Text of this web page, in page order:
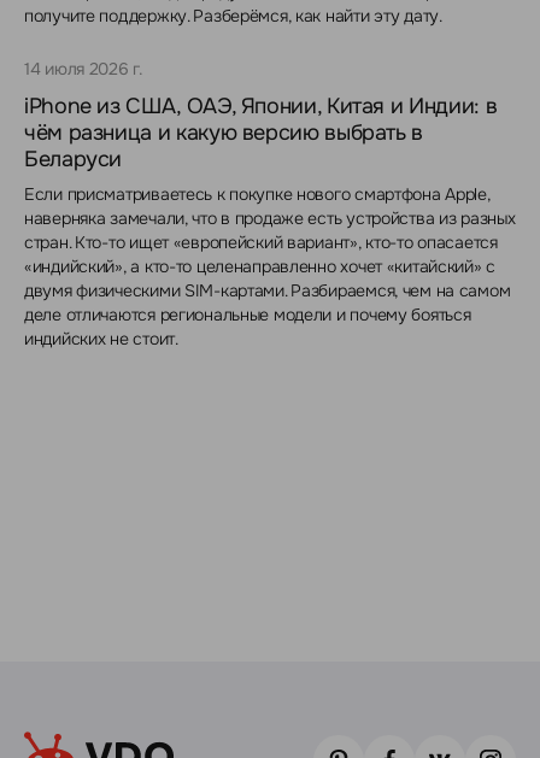
получите поддержку. Разберёмся, как найти эту дату.
14 июля 2026 г.
iPhone из США, ОАЭ, Японии, Китая и Индии: в
чём разница и какую версию выбрать в
Беларуси
Если присматриваетесь к покупке нового смартфона Apple,
наверняка замечали, что в продаже есть устройства из разных
стран. Кто-то ищет «европейский вариант», кто-то опасается
«индийский», а кто-то целенаправленно хочет «китайский» с
двумя физическими SIM-картами. Разбираемся, чем на самом
деле отличаются региональные модели и почему бояться
индийских не стоит.